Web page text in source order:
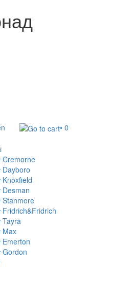
• 0
Cremorne
Dayboro
Knoxfield
Desman
Stanmore
Fridrich&Fridrich
Tayra
Max
Emerton
Gordon